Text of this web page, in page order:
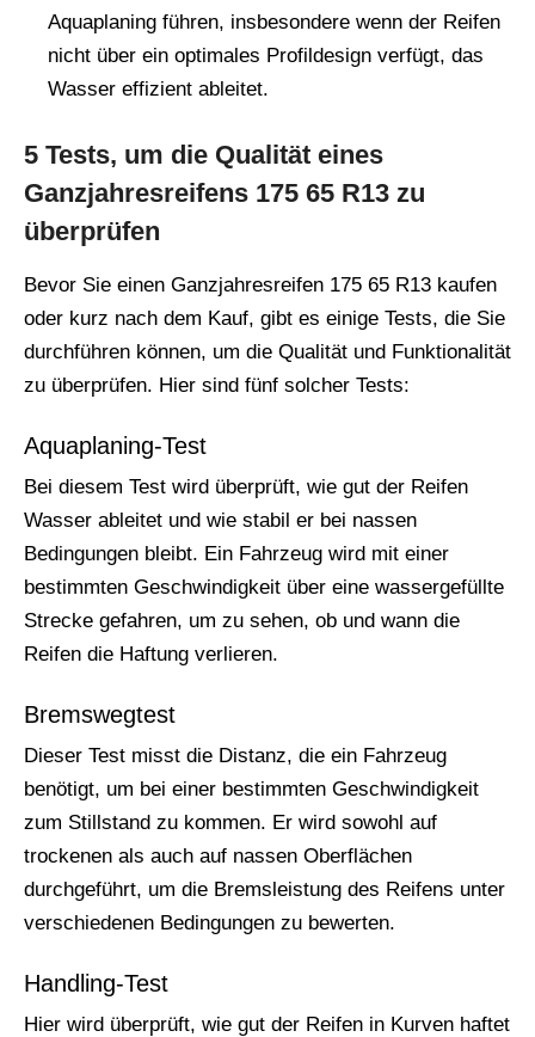
Aquaplaning führen, insbesondere wenn der Reifen
nicht über ein optimales Profildesign verfügt, das
Wasser effizient ableitet.
5 Tests, um die Qualität eines
Ganzjahresreifens 175 65 R13 zu
überprüfen
Bevor Sie einen Ganzjahresreifen 175 65 R13 kaufen
oder kurz nach dem Kauf, gibt es einige Tests, die Sie
durchführen können, um die Qualität und Funktionalität
zu überprüfen. Hier sind fünf solcher Tests:
Aquaplaning-Test
Bei diesem Test wird überprüft, wie gut der Reifen
Wasser ableitet und wie stabil er bei nassen
Bedingungen bleibt. Ein Fahrzeug wird mit einer
bestimmten Geschwindigkeit über eine wassergefüllte
Strecke gefahren, um zu sehen, ob und wann die
Reifen die Haftung verlieren.
Bremswegtest
Dieser Test misst die Distanz, die ein Fahrzeug
benötigt, um bei einer bestimmten Geschwindigkeit
zum Stillstand zu kommen. Er wird sowohl auf
trockenen als auch auf nassen Oberflächen
durchgeführt, um die Bremsleistung des Reifens unter
verschiedenen Bedingungen zu bewerten.
Handling-Test
Hier wird überprüft, wie gut der Reifen in Kurven haftet